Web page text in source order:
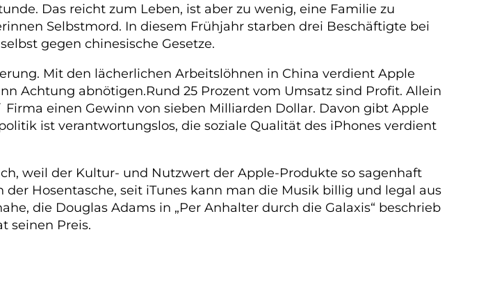
Das reicht zum Leben, ist aber zu wenig, eine Familie zu
Selbstmord. In diesem Frühjahr starben drei Beschäftigte bei
gegen chinesische Gesetze.
Mit den lächerlichen Arbeitslöhnen in China verdient Apple
Achtung abnötigen.Rund 25 Prozent vom Umsatz sind Profit. Allein
einen Gewinn von sieben Milliarden Dollar. Davon gibt Apple
ist verantwortungslos, die soziale Qualität des iPhones verdient
weil der Kultur- und Nutzwert der Apple-Produkte so sagenhaft
Hosentasche, seit iTunes kann man die Musik billig und legal aus
die Douglas Adams in „Per Anhalter durch die Galaxis“ beschrieb
seinen Preis.